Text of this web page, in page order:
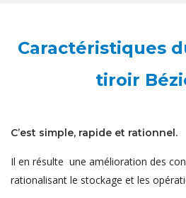
Caractéristiques
tiroir
C’est simple, rapide et rationnel.
Il en résulte une amélioration des
rationalisant le stockage et les